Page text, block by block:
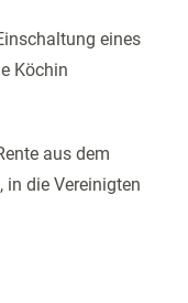
eines
Köchin
aus dem
in die Vereinigten